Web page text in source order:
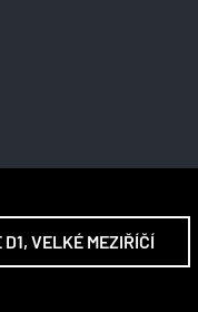
VELKÉ MEZIŘÍČÍ